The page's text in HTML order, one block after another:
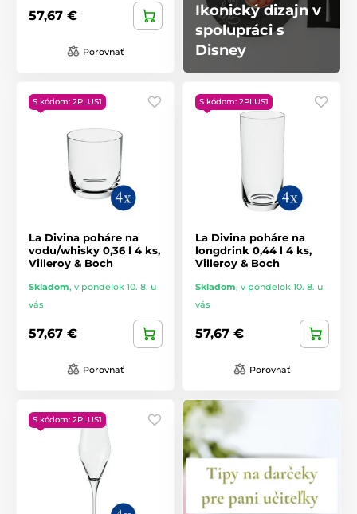
57,67 €
Porovnať
Ikonický dizajn v
spolupráci s
Disney
S kódom: 2PLUS1
La Divina poháre na
vodu/whisky 0,36 l 4 ks,
Villeroy & Boch
Skladom, v pondelok 10. 8. u
vás
57,67 €
Porovnať
S kódom: 2PLUS1
La Divina poháre na
longdrink 0,44 l 4 ks,
Villeroy & Boch
Skladom, v pondelok 10. 8. u
vás
57,67 €
Porovnať
S kódom: 2PLUS1